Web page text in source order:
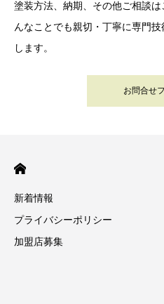
塗装方法、納期、その他ご相談
んなことでも親切・丁寧に専門
します。
お問合せ
新着情報
プライバシーポリシー
加盟店募集